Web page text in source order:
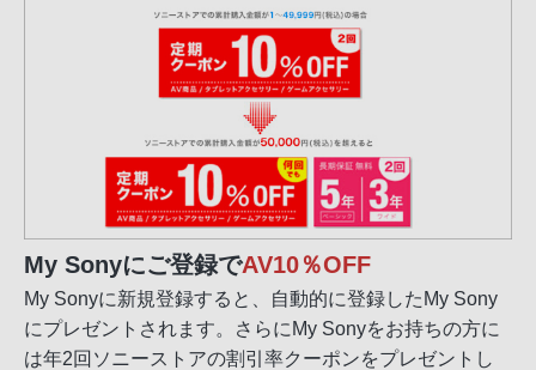
My Sonyにご登録でAV10％OFF
My Sonyに新規登録すると、自動的に登録したMy Sony
にプレゼントされます。さらにMy Sonyをお持ちの方に
は年2回ソニーストアの割引率クーポンをプレゼントし